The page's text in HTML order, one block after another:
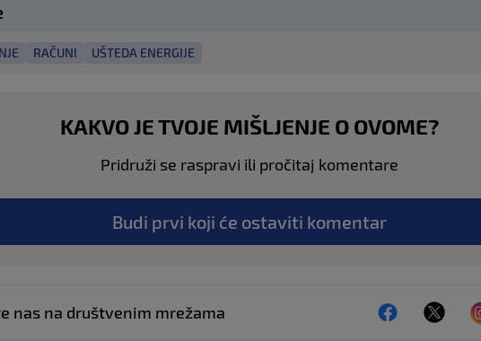
RAČUNI UŠTEDA ENERGIJE
KAKVO JE TVOJE MIŠLJENJE O OVOME?
Pridruži se raspravi ili pročitaj komentare
Budi prvi koji će ostaviti komentar
nas na društvenim mrežama